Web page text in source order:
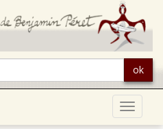
ok
Toggle